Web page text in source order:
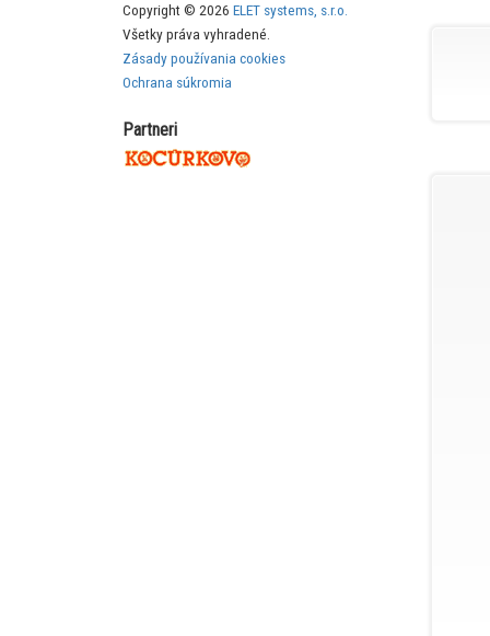
Copyright © 2026 ELET systems, s.r.o.
Všetky práva vyhradené.
Zásady používania cookies
Ochrana súkromia
Partneri